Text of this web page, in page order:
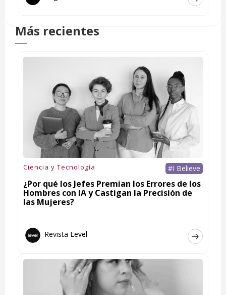
Más recientes
Ciencia y Tecnología #I Believe
¿Por qué los Jefes Premian los Errores de los
Hombres con IA y Castigan la Precisión de
las Mujeres?
Revista Level